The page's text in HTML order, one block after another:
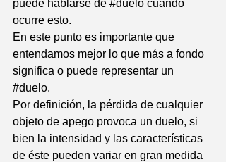
puede hablarse de #duelo cuando
ocurre esto.
En este punto es importante que
entendamos mejor lo que más a fondo
significa o puede representar un
#duelo.
Por definición, la pérdida de cualquier
objeto de apego provoca un duelo, si
bien la intensidad y las características
de éste pueden variar en gran medida